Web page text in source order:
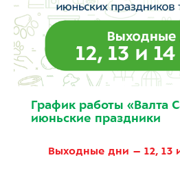
График работы «Валта
июньские праздники
Выходные дни – 12, 13